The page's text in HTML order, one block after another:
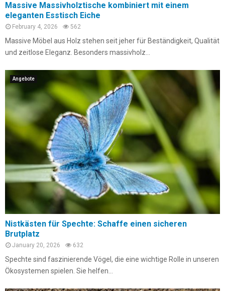
Massive Massivholztische kombiniert mit einem
eleganten Esstisch Eiche
February 4, 2026 562
Massive Möbel aus Holz stehen seit jeher für Beständigkeit, Qualität
und zeitlose Eleganz. Besonders massivholz...
Angebote
Nistkästen für Spechte: Schaffe einen sicheren
Brutplatz
January 20, 2026 632
Spechte sind faszinierende Vögel, die eine wichtige Rolle in unseren
Ökosystemen spielen. Sie helfen...